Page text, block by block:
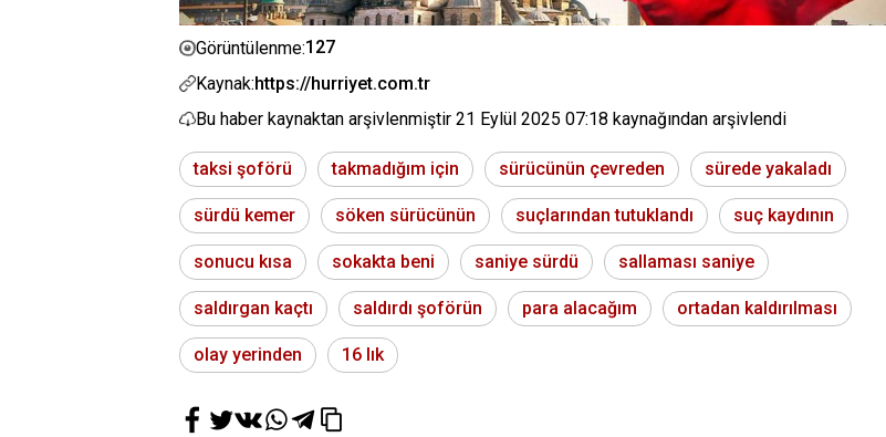
Görüntülenme:127
Kaynak:https://hurriyet.com.tr
Bu haber kaynaktan arşivlenmiştir 21 Eylül 2025 07:18 kaynağından arşivlendi
taksi şoförü takmadığım için sürücünün çevreden sürede yakaladı
sürdü kemer söken sürücünün suçlarından tutuklandı suç kaydının
sonucu kısa sokakta beni saniye sürdü sallaması saniye
saldırgan kaçtı saldırdı şoförün para alacağım ortadan kaldırılması
olay yerinden 16 lık